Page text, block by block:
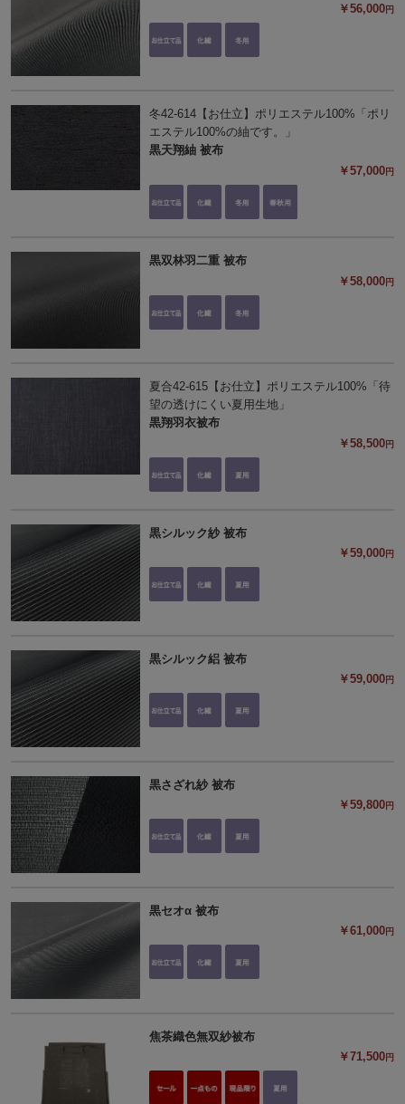
￥56,000円
冬42-614【お仕立】ポリエステル100%「ポリ
エステル100%の紬です。」
黒天翔紬 被布
￥57,000円
黒双林羽二重 被布
￥58,000円
夏合42-615【お仕立】ポリエステル100%「待
望の透けにくい夏用生地」
黒翔羽衣被布
￥58,500円
黒シルック紗 被布
￥59,000円
黒シルック絽 被布
￥59,000円
黒さざれ紗 被布
￥59,800円
黒セオα 被布
￥61,000円
焦茶織色無双紗被布
￥71,500円